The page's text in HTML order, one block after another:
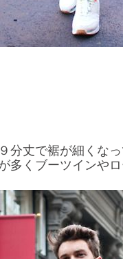
分丈で裾が細くな
多くブーツインや